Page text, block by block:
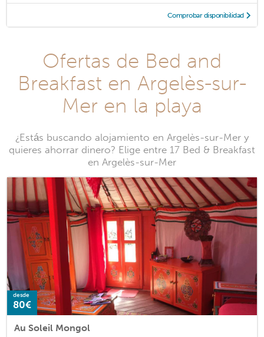
Comprobar disponibilidad
Ofertas de Bed and
Breakfast en Argelès-sur-
Mer en la playa
¿Estás buscando alojamiento en Argelès-sur-Mer y
quieres ahorrar dinero? Elige entre 17 Bed & Breakfast
en Argelès-sur-Mer
desde
80€
Au Soleil Mongol